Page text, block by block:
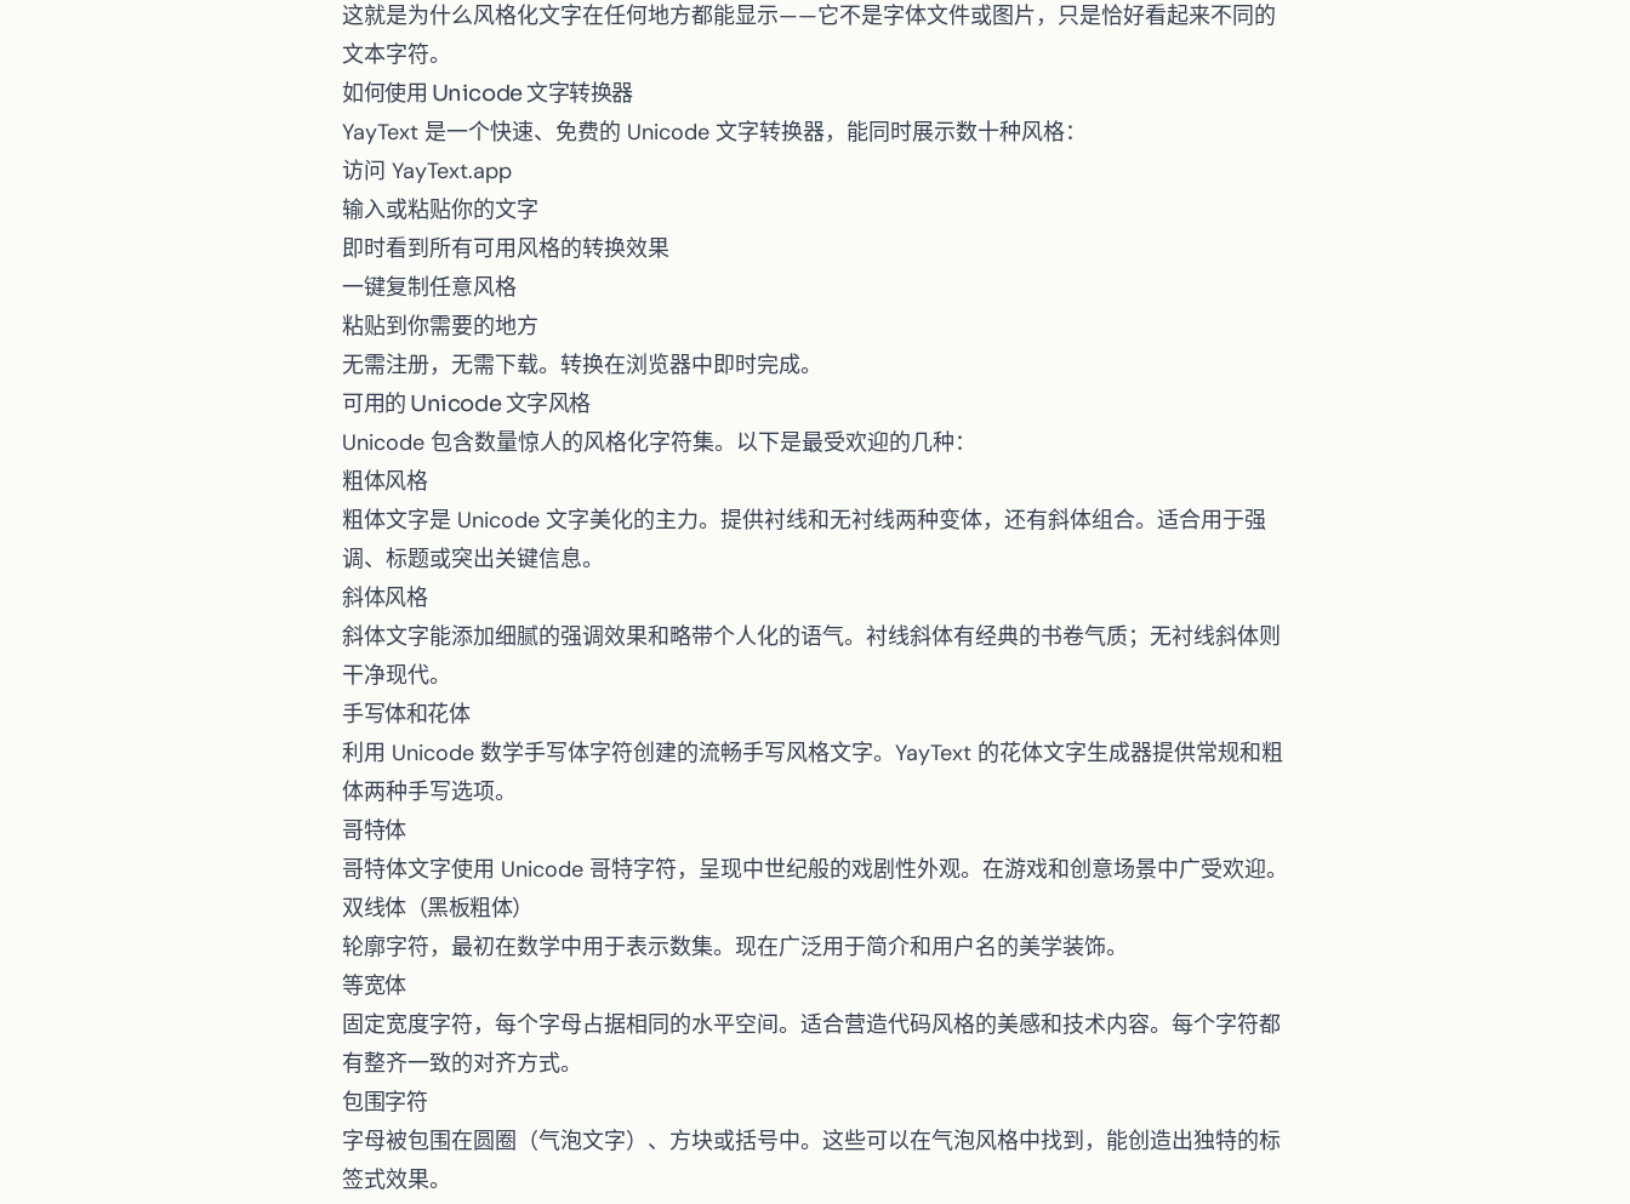
这就是为什么风格化文字在任何地方都能显示——它不是字体文件或图片，只是恰好看起来不同的
文本字符。
如何使用 Unicode 文字转换器
YayText 是一个快速、免费的 Unicode 文字转换器，能同时展示数十种风格：
访问 YayText.app
输入或粘贴你的文字
即时看到所有可用风格的转换效果
一键复制任意风格
粘贴到你需要的地方
无需注册，无需下载。转换在浏览器中即时完成。
可用的 Unicode 文字风格
Unicode 包含数量惊人的风格化字符集。以下是最受欢迎的几种：
粗体风格
粗体文字是 Unicode 文字美化的主力。提供衬线和无衬线两种变体，还有斜体组合。适合用于强
调、标题或突出关键信息。
斜体风格
斜体文字能添加细腻的强调效果和略带个人化的语气。衬线斜体有经典的书卷气质；无衬线斜体则
干净现代。
手写体和花体
利用 Unicode 数学手写体字符创建的流畅手写风格文字。YayText 的花体文字生成器提供常规和粗
体两种手写选项。
哥特体
哥特体文字使用 Unicode 哥特字符，呈现中世纪般的戏剧性外观。在游戏和创意场景中广受欢迎。
双线体（黑板粗体）
轮廓字符，最初在数学中用于表示数集。现在广泛用于简介和用户名的美学装饰。
等宽体
固定宽度字符，每个字母占据相同的水平空间。适合营造代码风格的美感和技术内容。每个字符都
有整齐一致的对齐方式。
包围字符
字母被包围在圆圈（气泡文字）、方块或括号中。这些可以在气泡风格中找到，能创造出独特的标
签式效果。